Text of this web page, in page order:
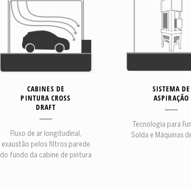
CABINES DE
PINTURA CROSS
DRAFT
Fluxo de ar longitudinal,
exaustão pelos filtros parede
do fundo da cabine de pintura
SISTEMA DE
ASPIRAÇÃO
Tecnologia para
Solda e Máquinas